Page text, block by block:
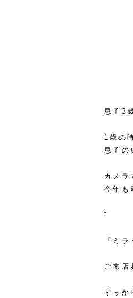
息子3
1歳の
息子の
カメラ
今年も
*
『ミ
ご来店
すっか